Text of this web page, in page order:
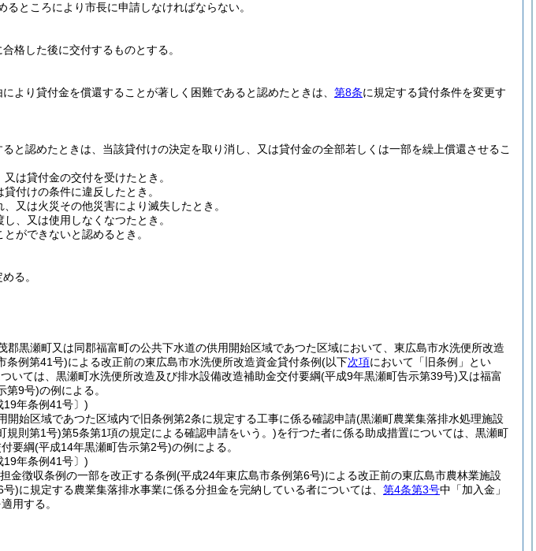
ところにより市長に申請しなければならない。
格した後に交付するものとする。
より貸付金を償還することが著しく困難であると認めたときは、 第8条に規定する貸付条件を変更す
と認めたときは、当該貸付けの決定を取り消し、又は貸付金の全部若しくは一部を繰上償還させるこ
は貸付金の交付を受けたとき。
付けの条件に違反したとき。
又は火災その他災害により滅失したとき。
、又は使用しなくなつたとき。
ができないと認めるとき。
る。
郡黒瀬町又は同郡福富町の公共下水道の供用開始区域であつた区域において、東広島市水洗便所改造
条例第41号)による改正前の東広島市水洗便所改造資金貸付条例(以下次項において「旧条例」とい
いては、黒瀬町水洗便所改造及び排水設備改造補助金交付要綱(平成9年黒瀬町告示第39号)又は福富
第9号)の例による。
年条例41号〕)
始区域であつた区域内で旧条例第2条に規定する工事に係る確認申請(黒瀬町農業集落排水処理施設
規則第1号)第5条第1項の規定による確認申請をいう。)を行つた者に係る助成措置については、黒瀬町
要綱(平成14年黒瀬町告示第2号)の例による。
年条例41号〕)
金徴収条例の一部を改正する条例(平成24年東広島市条例第6号)による改正前の東広島市農林業施設
号)に規定する農業集落排水事業に係る分担金を完納している者については、 第4条第3号中「加入金」
用する。